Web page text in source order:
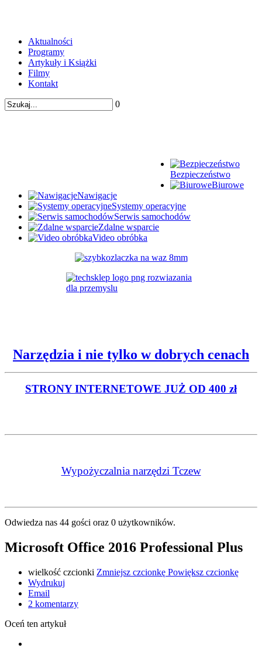
Aktualności
Programy
Artykuły i Książki
Filmy
Kontakt
0
Bezpieczeństwo
Biurowe
Nawigacje
Systemy operacyjne
Serwis samochodów
Zdalne wsparcie
Video obróbka
Narzędzia i nie tylko w dobrych cenach
STRONY INTERNETOWE JUŻ OD 400 zł
Wypożyczalnia narzędzi Tczew
Odwiedza nas 44 gości oraz 0 użytkowników.
Microsoft Office 2016 Professional Plus
wielkość czcionki Zmniejsz czcionkę Powiększ czcionkę
Wydrukuj
Email
2 komentarzy
Oceń ten artykuł